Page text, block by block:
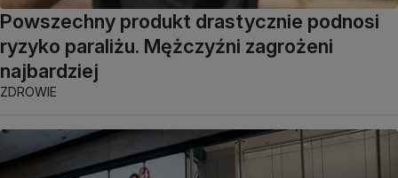
Powszechny produkt drastycznie podnosi
ryzyko paraliżu. Mężczyźni zagrożeni
najbardziej
ZDROWIE